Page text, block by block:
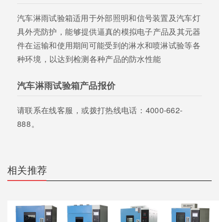
汽车淋雨试验箱适用于外部照明和信号装置及汽车灯
具外壳防护，能够提供逼真的模拟电子产品及其元器
件在运输和使用期间可能受到的淋水和喷淋试验等各
种环境，以达到检测各种产品的防水性能
汽车淋雨试验箱产品报价
请联系在线客服，或拨打热线电话：4000-662-
888。
相关推荐